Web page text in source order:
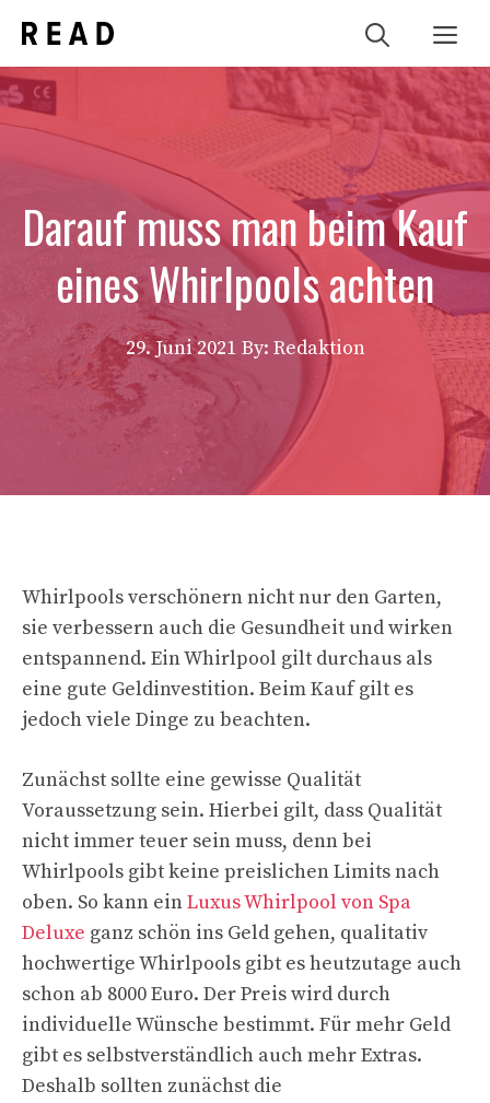
Inhalt
springen
Darauf muss man beim Kauf
eines Whirlpools achten
29. Juni 2021 By: Redaktion
Whirlpools verschönern nicht nur den Garten,
sie verbessern auch die Gesundheit und wirken
entspannend. Ein Whirlpool gilt durchaus als
eine gute Geldinvestition. Beim Kauf gilt es
jedoch viele Dinge zu beachten.
Zunächst sollte eine gewisse Qualität
Voraussetzung sein. Hierbei gilt, dass Qualität
nicht immer teuer sein muss, denn bei
Whirlpools gibt keine preislichen Limits nach
oben. So kann einLuxus Whirlpool von Spa
Deluxe ganz schön ins Geld gehen, qualitativ
hochwertige Whirlpools gibt es heutzutage auch
schon ab 8000 Euro. Der Preis wird durch
individuelle Wünsche bestimmt. Für mehr Geld
gibt es selbstverständlich auch mehr Extras.
Deshalb sollten zunächst die